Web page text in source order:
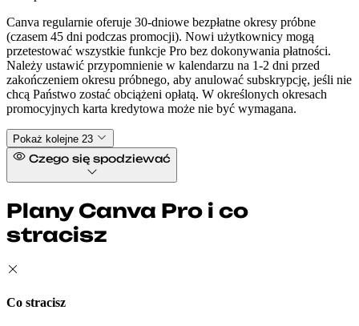
Canva regularnie oferuje 30-dniowe bezpłatne okresy próbne
(czasem 45 dni podczas promocji). Nowi użytkownicy mogą
przetestować wszystkie funkcje Pro bez dokonywania płatności.
Należy ustawić przypomnienie w kalendarzu na 1-2 dni przed
zakończeniem okresu próbnego, aby anulować subskrypcję, jeśli nie
chcą Państwo zostać obciążeni opłatą. W określonych okresach
promocyjnych karta kredytowa może nie być wymagana.
Pokaż kolejne 23
Czego się spodziewać
Plany Canva Pro i co
stracisz
Co stracisz